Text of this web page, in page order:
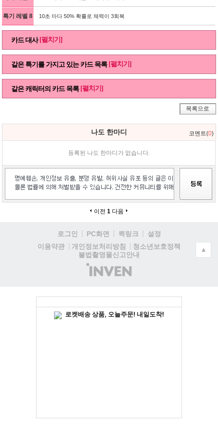
특기 레벨 8 10초 마다 50% 확률로 체력이 3회복
카드 대사 [펼치기]
같은 특기를 가지고 있는 카드 목록 [펼치기]
같은 캐릭터의 카드 목록 [펼치기]
목록으로
나도 한마디 코멘트(0)
등록된 나도 한마디가 없습니다.
이전 1 다음
로그인 PC화면 퀵링크
설정
이용약관
개인정보처리방침
청소년보호정책
불법촬영물신고안내
(주)
인
▲